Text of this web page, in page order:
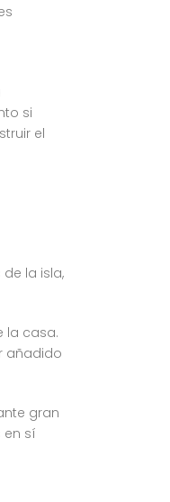
si
el
la isla,
la casa.
añadido
gran
en sí